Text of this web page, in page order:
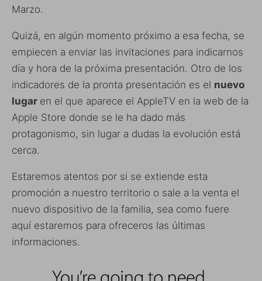
Marzo.
Quizá, en algún momento próximo a esa fecha, se
empiecen a enviar las invitaciones para indicarnos
día y hora de la próxima presentación. Otro de los
indicadores de la pronta presentación es el nuevo
lugar en el que aparece el AppleTV en la web de la
Apple Store donde se le ha dado más
protagonismo, sin lugar a dudas la evolución está
cerca.
Estaremos atentos por si se extiende esta
promoción a nuestro territorio o sale a la venta el
nuevo dispositivo de la familia, sea como fuere
aquí estaremos para ofreceros las últimas
informaciones.